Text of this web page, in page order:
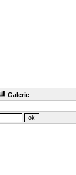
Galerie